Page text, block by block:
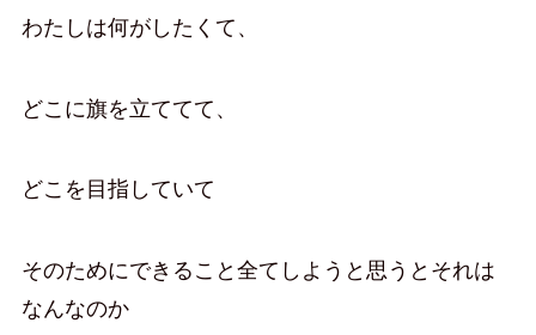
わたしは何がしたくて、
どこに旗を立ててて、
どこを目指していて
そのためにできること全てしようと思うとそれは
なんなのか